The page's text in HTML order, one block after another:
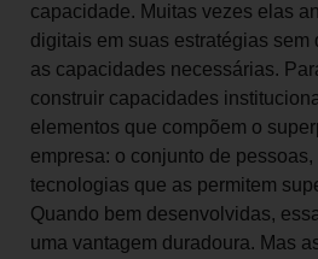
capacidade. Muitas vezes elas
digitais em suas estratégias sem
as capacidades necessárias.
construir capacidades
elementos que compõem o
empresa: o conjunto de
tecnologias que as permitem
Quando bem desenvolvidas,
uma vantagem duradoura. Mas